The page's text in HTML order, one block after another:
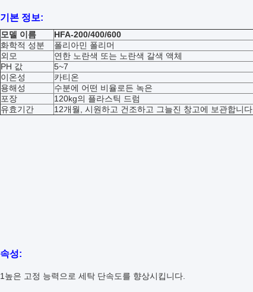
기본 정보:
모델 이름
HFA-200/400/600
화학적 성분
폴리아민 폴리머
외모
연한 노란색 또는 노란색 갈색 액체
PH 값
5~7
이온성
카티온
용해성
수분에 어떤 비율로든 녹은
포장
120kg의 플라스틱 드럼
유효기간
12개월, 시원하고 건조하고 그늘진 창고에 보관합니다.
속성:
1높은 고정 능력으로 세탁 단속도를 향상시킵니다.